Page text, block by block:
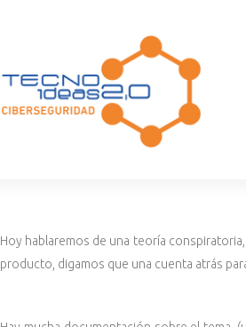
Hoy hablaremos de una teoría
producto, digamos que una cuenta atrás